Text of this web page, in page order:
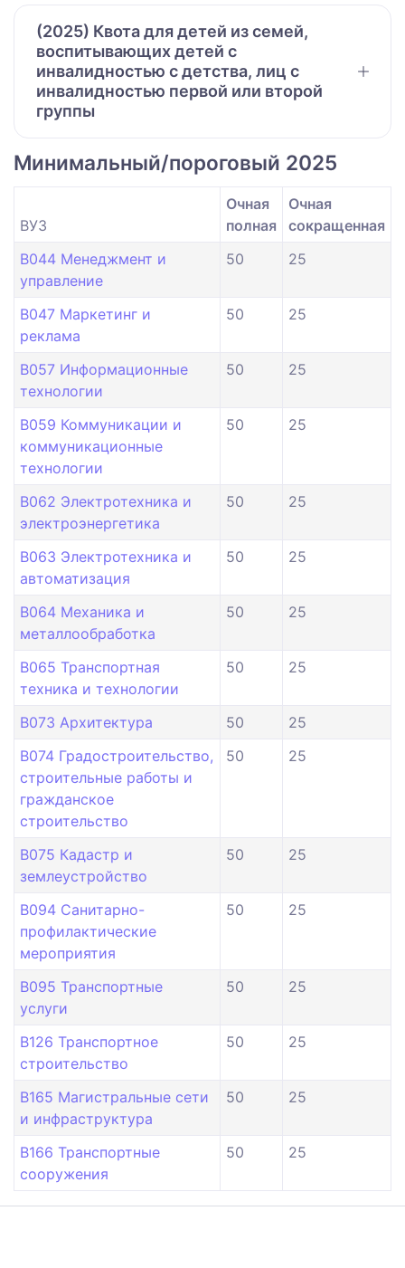
(2025) Квота для детей из семей,
воспитывающих детей с
инвалидностью с детства, лиц с
инвалидностью первой или второй
группы
Минимальный/пороговый 2025
ВУЗ
Очная
полная
Очная
сокращенная
B044 Менеджмент и
управление
50 25
B047 Маркетинг и
реклама
50 25
B057 Информационные
технологии
50 25
B059 Коммуникации и
коммуникационные
технологии
50 25
B062 Электротехника и
электроэнергетика
50 25
B063 Электротехника и
автоматизация
50 25
B064 Механика и
металлообработка
50 25
B065 Транспортная
техника и технологии
50 25
B073 Архитектура 50
25
B074 Градостроительство,
строительные работы и
гражданское
строительство
50 25
B075 Кадастр и
землеустройство
50 25
B094 Санитарно-
профилактические
мероприятия
50 25
B095 Транспортные
услуги
50 25
B126 Транспортное
строительство
50 25
B165 Магистральные сети
и инфраструктура
50 25
B166 Транспортные
сооружения
50 25